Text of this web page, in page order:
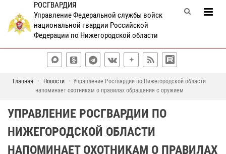
РОСГВАРДИЯ
Управление Федеральной службы войск
национальной гвардии Российской
Федерации по Нижегородской области
Главная Новости
Управление Росгвардии по Нижегородской области
напоминает охотникам о правилах обращения с оружием
УПРАВЛЕНИЕ РОСГВАРДИИ ПО
НИЖЕГОРОДСКОЙ ОБЛАСТИ
НАПОМИНАЕТ ОХОТНИКАМ О ПРАВИЛАХ